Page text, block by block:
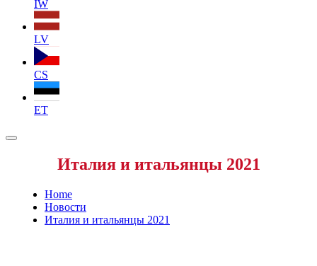
IW
LV
CS
ET
Италия и итальянцы 2021
Home
Новости
Италия и итальянцы 2021